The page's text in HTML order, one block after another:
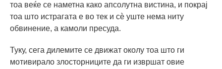
тоа веќе се наметна како апсолутна вистина, и покрај
тоа што истрагата е во тек и сѐ уште нема ниту
обвинение, а камоли пресуда.
Туку, сега дилемите се движат околу тоа што ги
мотивирало злосторниците да ги извршат овие